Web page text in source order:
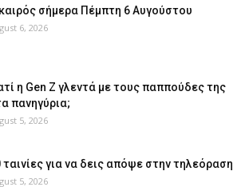
σήμερα Πέμπτη 6 Αυγούστου
6, 2026
η Gen Z γλεντά με τους παππούδες της
πανηγύρια;
5, 2026
ταινίες για να δεις απόψε στην τηλεόραση
5, 2026